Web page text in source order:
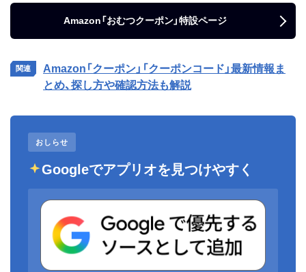
Amazon「おむつクーポン」特設ページ
Amazon「クーポン」「クーポンコード」最新情報ま
とめ、探し方や確認方法も解説
おしらせ
Googleでアプリオを見つけやすく